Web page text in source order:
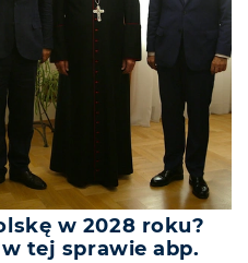
w 2028 roku?
w tej sprawie abp.